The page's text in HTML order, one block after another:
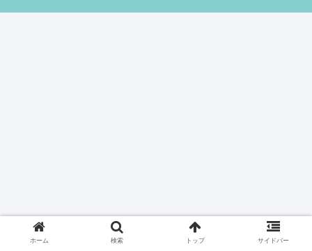
ホーム 検索 トップ サイドバー